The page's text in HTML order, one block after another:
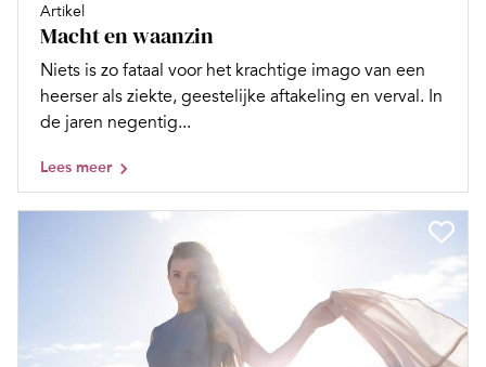
Artikel
Macht en waanzin
Niets is zo fataal voor het krachtige imago van een
heerser als ziekte, geestelijke aftakeling en verval. In
de jaren negentig...
Lees meer